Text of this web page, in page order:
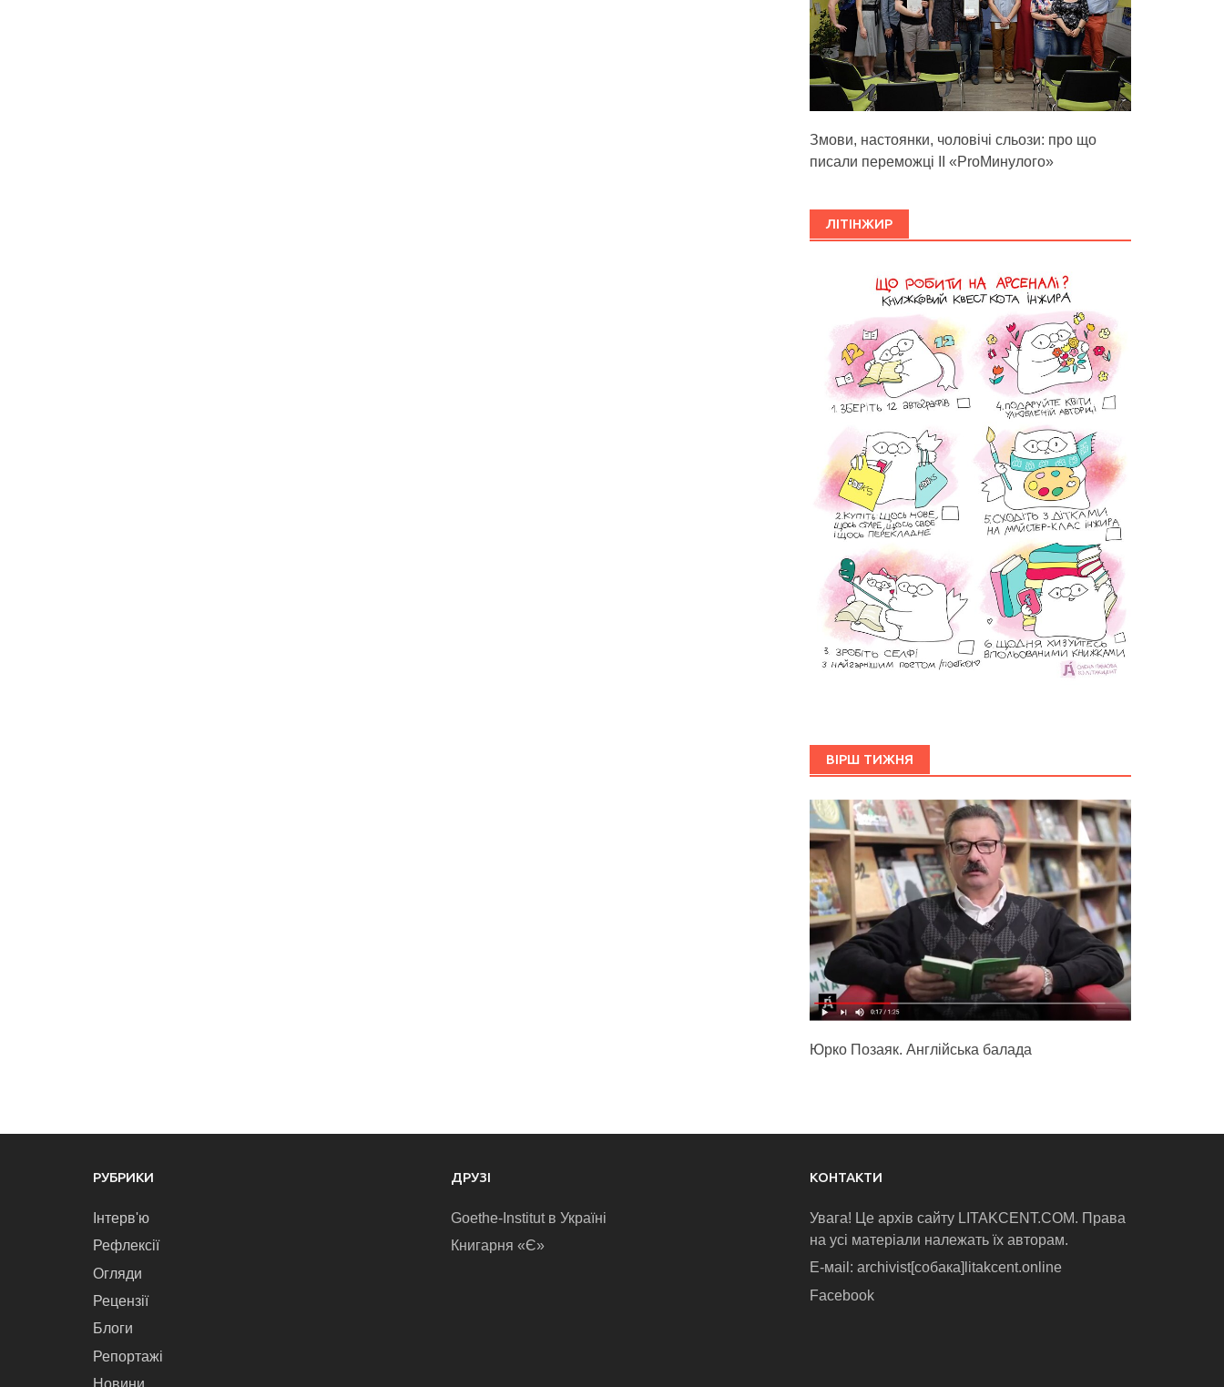
Змови, настоянки, чоловічі сльози: про що
писали переможці ІІ «ProМинулого»
ЛІТІНЖИР
ВІРШ ТИЖНЯ
Юрко Позаяк. Англійська балада
РУБРИКИ
Інтерв'ю
Рефлексії
Огляди
Рецензії
Блоги
Репортажі
Новини
ДРУЗІ
Goethe-Institut в Україні
Книгарня «Є»
КОНТАКТИ
Увага! Це архів сайту LITAKCENT.COM. Права
на усі матеріали належать їх авторам.
E-маіl: archivist[собака]litakcent.online
Facebook